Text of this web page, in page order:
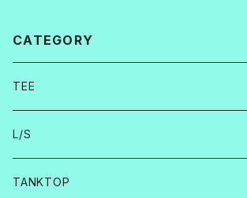
CATEGORY
TEE
L/S
TANKTOP